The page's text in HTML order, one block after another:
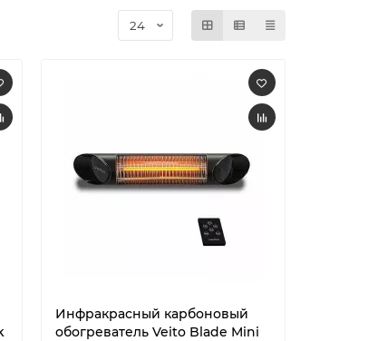
Инфракрасный карбоновый
обогреватель Veito Blade Mini